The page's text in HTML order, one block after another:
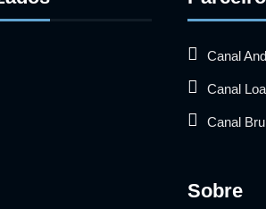
Canal
Canal
Canal
Sobre